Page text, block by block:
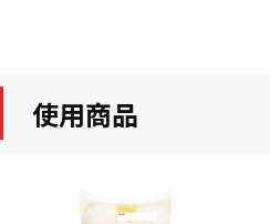
使用商品